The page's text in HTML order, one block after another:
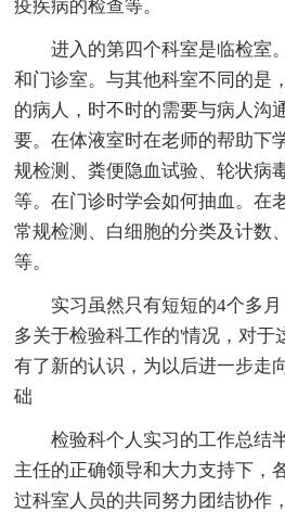
疫疾病的检查等。
进入的第四个科室是临检室
和门诊室。与其他科室不同的是
的病人，时不时的需要与病人沟
要。在体液室时在老师的帮助下
规检测、粪便隐血试验、轮状病
等。在门诊时学会如何抽血。在
常规检测、白细胞的分类及计数
等。
实习虽然只有短短的4个多月
多关于检验科工作的'情况，对于
有了新的认识，为以后进一步走
础
检验科个人实习的工作总结
主任的正确领导和大力支持下，
过科室人员的共同努力团结协作